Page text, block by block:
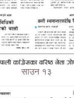
साउन १३